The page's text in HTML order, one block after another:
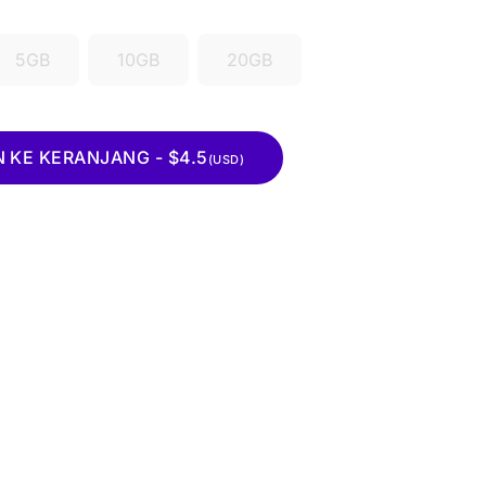
5GB 10GB 20GB
KE KERANJANG - $4.5 (USD)